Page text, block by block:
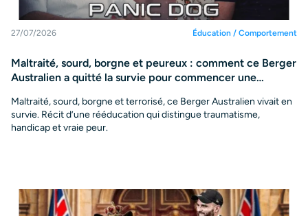
27/07/2026 Éducation / Comportement
Maltraité, sourd, borgne et peureux : comment ce Berger
Australien a quitté la survie pour commencer une
Maltraité, sourd, borgne et terrorisé, ce Berger Australien vivait en
survie. Récit d’une rééducation qui distingue traumatisme,
handicap et vraie peur.